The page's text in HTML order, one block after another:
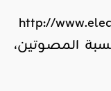
http://
المصوتين،